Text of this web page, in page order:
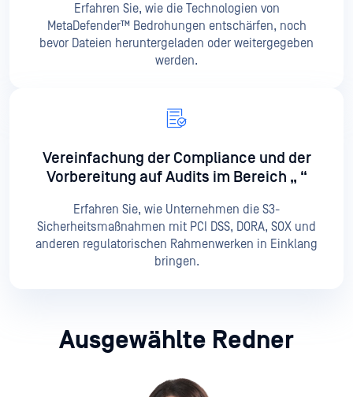
Erfahren Sie, wie die Technologien von
MetaDefender™ Bedrohungen entschärfen, noch
bevor Dateien heruntergeladen oder weitergegeben
werden.
Vereinfachung der Compliance und der
Vorbereitung auf Audits im Bereich „ “
Erfahren Sie, wie Unternehmen die S3-
Sicherheitsmaßnahmen mit PCI DSS, DORA, SOX und
anderen regulatorischen Rahmenwerken in Einklang
bringen.
Ausgewählte Redner